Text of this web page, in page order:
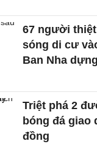
67 người
sóng di cư
Ban Nha
Triệt phá 2
bóng đá giao
đồng